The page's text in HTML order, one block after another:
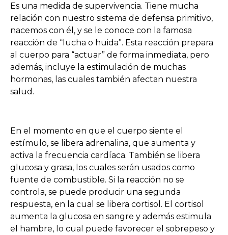
Es una medida de supervivencia. Tiene mucha
relación con nuestro sistema de defensa primitivo,
nacemos con él, y se le conoce con la famosa
reacción de “lucha o huida”. Esta reacción prepara
al cuerpo para “actuar” de forma inmediata, pero
además, incluye la estimulación de muchas
hormonas, las cuales también afectan nuestra
salud.
En el momento en que el cuerpo siente el
estímulo, se libera adrenalina, que aumenta y
activa la frecuencia cardíaca. También se libera
glucosa y grasa, los cuales serán usados como
fuente de combustible. Si la reacción no se
controla, se puede producir una segunda
respuesta, en la cual se libera cortisol. El cortisol
aumenta la glucosa en sangre y además estimula
el hambre, lo cual puede favorecer el sobrepeso y